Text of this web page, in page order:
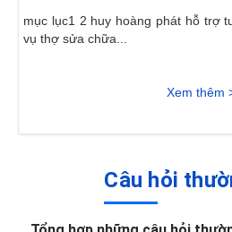
mục lục1 2 huy hoàng phát hỗ trợ
vụ thợ sửa chữa...
Xem thêm
Câu hỏi